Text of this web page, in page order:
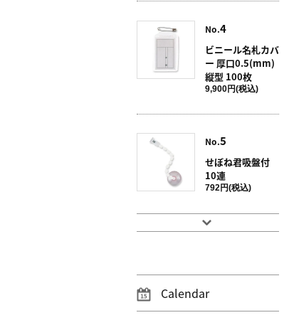
No.4
ビニール名札カバ
ー 厚口0.5(mm)
縦型 100枚
9,900円(税込)
No.5
せぼね君吸盤付
10連
792円(税込)
Calendar